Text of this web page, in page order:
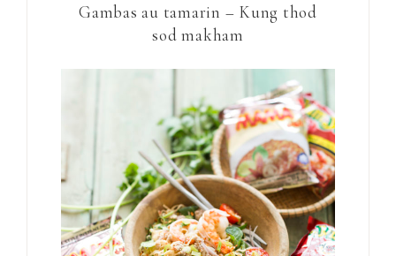
Gambas au tamarin – Kung thod
sod makham